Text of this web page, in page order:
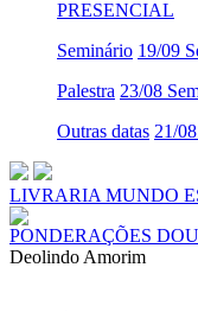
PRESENCIAL
Seminário 19/09
Palestra 23/08
Outras datas 21/
LIVRARIA MUNDO
PONDERAÇÕES
Deolindo Amorim